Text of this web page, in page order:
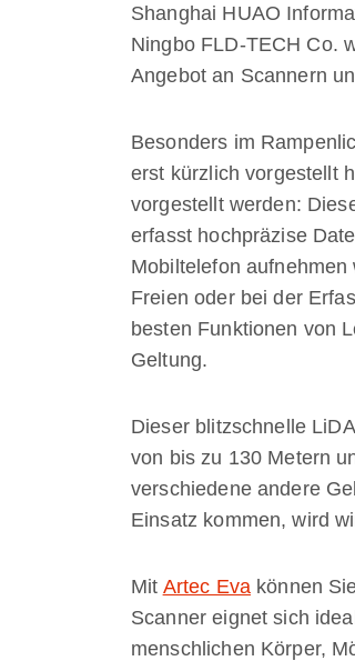
Shanghai HUAO
Ningbo FLD-TECH Co.
Angebot an Scannern
Besonders im
erst kürzlich vorgestellt
vorgestellt werden:
erfasst hochpräzise
Mobiltelefon
Freien oder bei der
besten Funktionen von
Geltung.
Dieser blitzschnelle
von bis zu 130 Metern
verschiedene andere
Einsatz kommen, wird
Mit Artec Evakönnen
Scanner eignet sich
menschlichen Körper,